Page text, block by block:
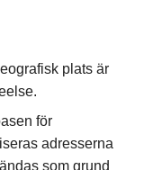
plats är
för
adresserna
som grund